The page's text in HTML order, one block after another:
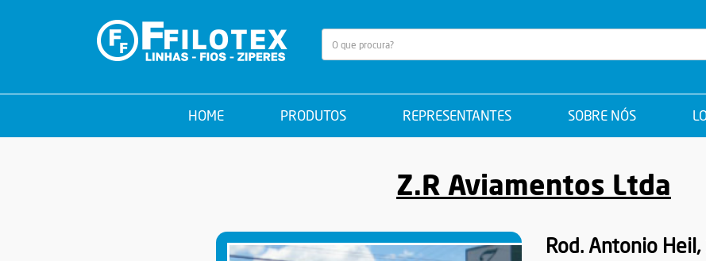
HOME PRODUTOS REPRESENTANTES SOBRE NÓS
Z.R Aviamentos Ltda
Rod. Antonio